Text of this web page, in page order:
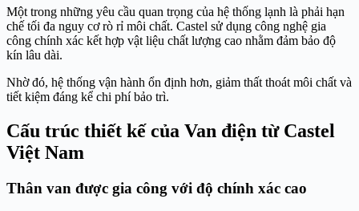
Một trong những yêu cầu quan trọng của hệ thống lạnh là phải hạn
chế tối đa nguy cơ rò rỉ môi chất. Castel sử dụng công nghệ gia
công chính xác kết hợp vật liệu chất lượng cao nhằm đảm bảo độ
kín lâu dài.
Nhờ đó, hệ thống vận hành ổn định hơn, giảm thất thoát môi chất và
tiết kiệm đáng kể chi phí bảo trì.
Cấu trúc thiết kế của Van điện từ Castel
Việt Nam
Thân van được gia công với độ chính xác cao